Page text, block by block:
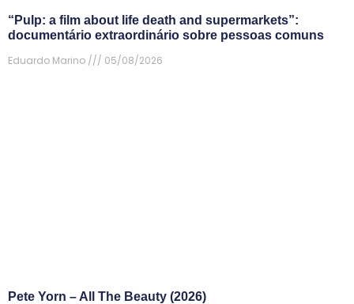
“Pulp: a film about life death and supermarkets”:
documentário extraordinário sobre pessoas comuns
Eduardo Marino
05/08/2026
Pete Yorn – All The Beauty (2026)